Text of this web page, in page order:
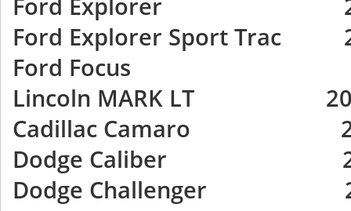
Ford Explorer Sport Trac
Ford Focus
Lincoln MARK LT
Cadillac Camaro
Dodge Caliber
Dodge Challenger